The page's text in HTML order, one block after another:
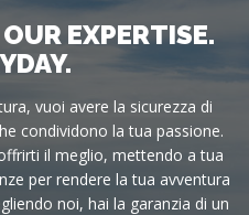
EXPERTISE.
vuoi avere la sicurezza di
condividono la tua passione.
il meglio, mettendo a tua
per rendere la tua avventura
noi, hai la garanzia di un